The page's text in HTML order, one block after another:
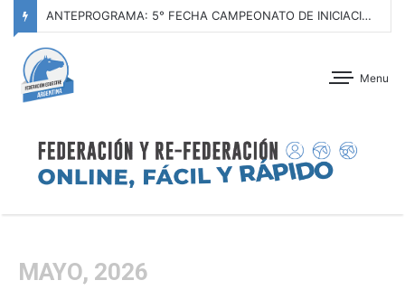
ANTEPROGRAMA: 5° FECHA CAMPEONATO DE INICIACIÓN A LA ACTIVIDAD ECUESTRE ZONA METROPOLITANA SUR – CLUB HÍPICO LA PLATA – 23 DE AGOSTO 2026
Menu
MAYO, 2026